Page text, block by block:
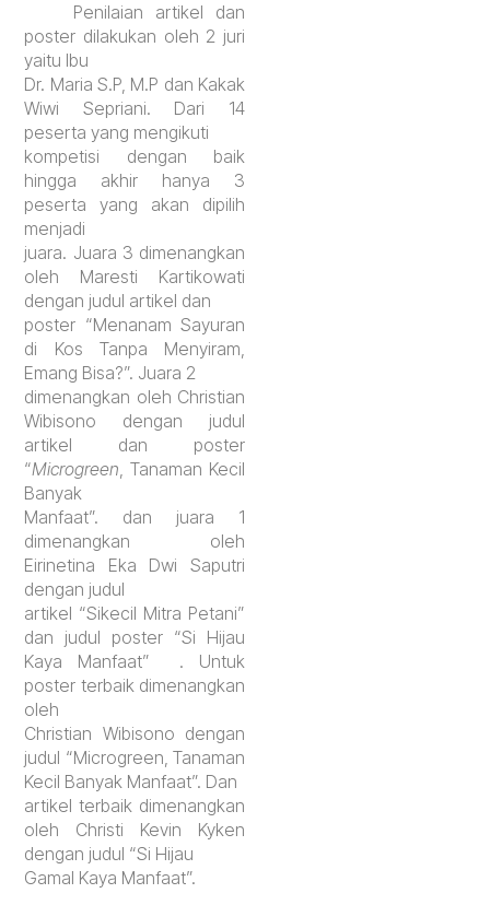
Penilaian artikel dan
poster dilakukan oleh 2 juri
yaitu Ibu
Dr. Maria S.P, M.P dan Kakak
Wiwi Sepriani. Dari 14
peserta yang mengikuti
kompetisi dengan baik
hingga akhir hanya 3
peserta yang akan dipilih
menjadi
juara. Juara 3 dimenangkan
oleh Maresti Kartikowati
dengan judul artikel dan
poster “Menanam Sayuran
di Kos Tanpa Menyiram,
Emang Bisa?”. Juara 2
dimenangkan oleh Christian
Wibisono dengan judul
artikel dan poster
“Microgreen, Tanaman Kecil
Banyak
Manfaat”. dan juara 1
dimenangkan oleh
Eirinetina Eka Dwi Saputri
dengan judul
artikel “Sikecil Mitra Petani”
dan judul poster “Si Hijau
Kaya Manfaat” . Untuk
poster terbaik dimenangkan
oleh
Christian Wibisono dengan
judul “Microgreen, Tanaman
Kecil Banyak Manfaat”. Dan
artikel terbaik dimenangkan
oleh Christi Kevin Kyken
dengan judul “Si Hijau
Gamal Kaya Manfaat”.